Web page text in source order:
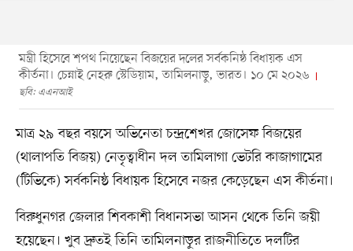
মন্ত্রী হিসেবে শপথ নিয়েছেন বিজয়ের দলের সর্বকনিষ্ঠ বিধায়ক এস
কীর্তনা। চেন্নাই নেহরু স্টেডিয়াম, তামিলনাড়ু, ভারত। ১০ মে ২০২৬
ছবি: এএনআই
মাত্র ২৯ বছর বয়সে অভিনেতা চন্দ্রশেখর জোসেফ বিজয়ের
(থালাপতি বিজয়) নেতৃত্বাধীন দল তামিলাগা ভেটরি কাজাগামের
(টিভিকে) সর্বকনিষ্ঠ বিধায়ক হিসেবে নজর কেড়েছেন এস কীর্তনা।
বিরুধুনগর জেলার শিবকাশী বিধানসভা আসন থেকে তিনি জয়ী
হয়েছেন। খুব দ্রুতই তিনি তামিলনাড়ুর রাজনীতিতে দলটির